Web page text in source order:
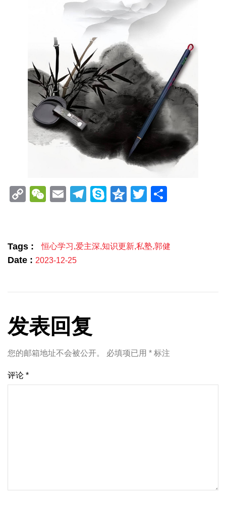
CopyWeChat
EmailTelegram
SkypeQzoneTwitter
Tags : 恒心学习,爱主深,知识更新,私塾,郭健
Date : 2023-12-25
发表回复
您的邮箱地址不会被公开。 必填项已用 * 标注
评论 *